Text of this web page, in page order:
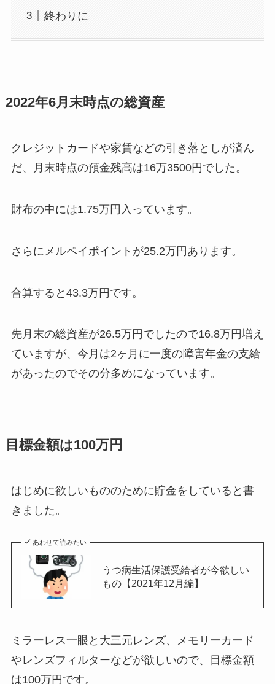
終わりに
2022年6月末時点の総資産
クレジットカードや家賃などの引き落としが済ん
だ、月末時点の預金残高は16万3500円でした。
財布の中には1.75万円入っています。
さらにメルペイポイントが25.2万円あります。
合算すると43.3万円です。
先月末の総資産が26.5万円でしたので16.8万円増え
ていますが、今月は2ヶ月に一度の障害年金の支給
があったのでその分多めになっています。
目標金額は100万円
はじめに欲しいもののために貯金をしていると書
きました。
あわせて読みたい
うつ病生活保護受給者が今欲しい
もの【2021年12月編】
ミラーレス一眼と大三元レンズ、メモリーカード
やレンズフィルターなどが欲しいので、目標金額
は100万円です。